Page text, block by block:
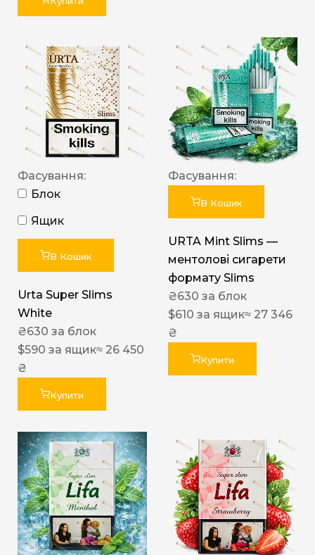
Фасування:
Блок
Ящик
В Кошик
Urta Super Slims
White
₴630 за блок
$590 за ящик≈ 26 450
₴
Купити
Фасування:
В Кошик
URTA Mint Slims —
ментолові сигарети
формату Slims
₴630 за блок
$610 за ящик≈ 27 346
₴
Купити